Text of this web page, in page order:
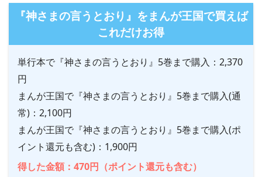
『神さまの言うとおり』をまんが王国で買えば
これだけお得
単行本で『神さまの言うとおり』5巻まで購入：2,370
円
まんが王国で『神さまの言うとおり』5巻まで購入(通
常)：2,100円
まんが王国で『神さまの言うとおり』5巻まで購入(ポ
イント還元も含む)：1,900円
得した金額：470円（ポイント還元も含む）